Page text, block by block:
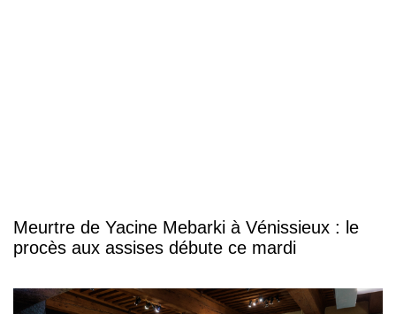
Meurtre de Yacine Mebarki à Vénissieux : le
procès aux assises débute ce mardi